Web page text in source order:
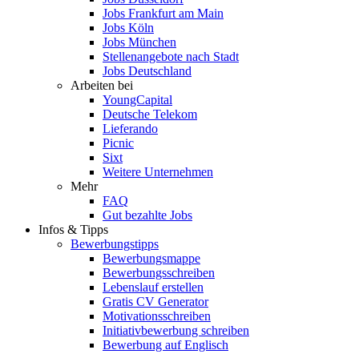
Jobs Frankfurt am Main
Jobs Köln
Jobs München
Stellenangebote nach Stadt
Jobs Deutschland
Arbeiten bei
YoungCapital
Deutsche Telekom
Lieferando
Picnic
Sixt
Weitere Unternehmen
Mehr
FAQ
Gut bezahlte Jobs
Infos & Tipps
Bewerbungstipps
Bewerbungsmappe
Bewerbungsschreiben
Lebenslauf erstellen
Gratis CV Generator
Motivationsschreiben
Initiativbewerbung schreiben
Bewerbung auf Englisch